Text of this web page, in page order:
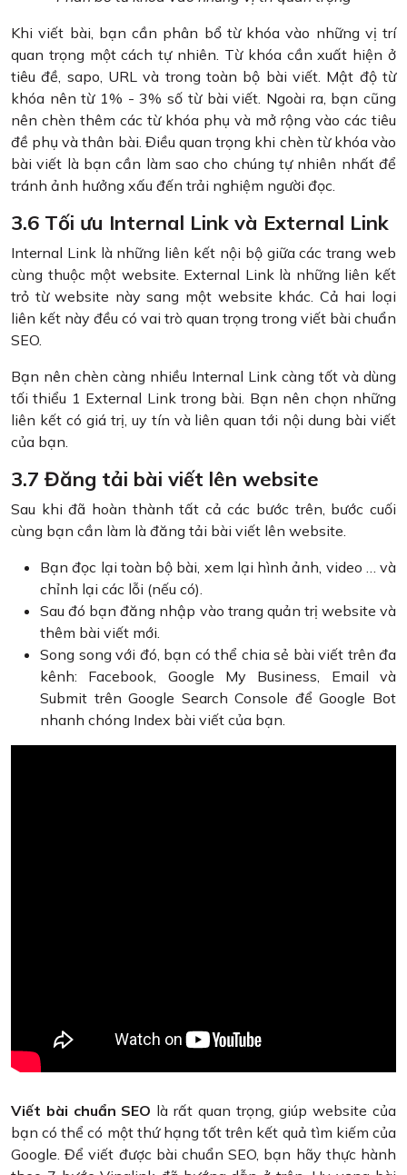
Khi viết bài, bạn cần phân bổ từ khóa vào những vị trí
quan trọng một cách tự nhiên. Từ khóa cần xuất hiện ở
tiêu đề, sapo, URL và trong toàn bộ bài viết. Mật độ từ
khóa nên từ 1% - 3% số từ bài viết. Ngoài ra, bạn cũng
nên chèn thêm các từ khóa phụ và mở rộng vào các tiêu
đề phụ và thân bài. Điều quan trọng khi chèn từ khóa vào
bài viết là bạn cần làm sao cho chúng tự nhiên nhất để
tránh ảnh hưởng xấu đến trải nghiệm người đọc.
3.6 Tối ưu Internal Link và External Link
Internal Link là những liên kết nội bộ giữa các trang web
cùng thuộc một website. External Link là những liên kết
trỏ từ website này sang một website khác. Cả hai loại
liên kết này đều có vai trò quan trọng trong viết bài chuẩn
SEO.
Bạn nên chèn càng nhiều Internal Link càng tốt và dùng
tối thiểu 1 External Link trong bài. Bạn nên chọn những
liên kết có giá trị, uy tín và liên quan tới nội dung bài viết
của bạn.
3.7 Đăng tải bài viết lên website
Sau khi đã hoàn thành tất cả các bước trên, bước cuối
cùng bạn cần làm là đăng tải bài viết lên website.
Bạn đọc lại toàn bộ bài, xem lại hình ảnh, video … và
chỉnh lại các lỗi (nếu có).
Sau đó bạn đăng nhập vào trang quản trị website và
thêm bài viết mới.
Song song với đó, bạn có thể chia sẻ bài viết trên đa
kênh: Facebook, Google My Business, Email và
Submit trên Google Search Console để Google Bot
nhanh chóng Index bài viết của bạn.
Viết bài chuẩn SEO là rất quan trọng, giúp website của
bạn có thể có một thứ hạng tốt trên kết quả tìm kiếm của
Google. Để viết được bài chuẩn SEO, bạn hãy thực hành